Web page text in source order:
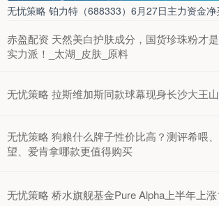
无忧策略 铂力特（688333）6月27日主力资金
赤盈配资 天然美白护肤成分，国货珍珠粉才
实力派！_太湖_皮肤_原料
无忧策略 拉斯维加斯同款球幕现身长沙大王山
无忧策略 狗粮什么牌子性价比高？测评希喂
望、爱肯拿哪款更值得购买
无忧策略 桥水旗舰基金Pure Alpha上半年上